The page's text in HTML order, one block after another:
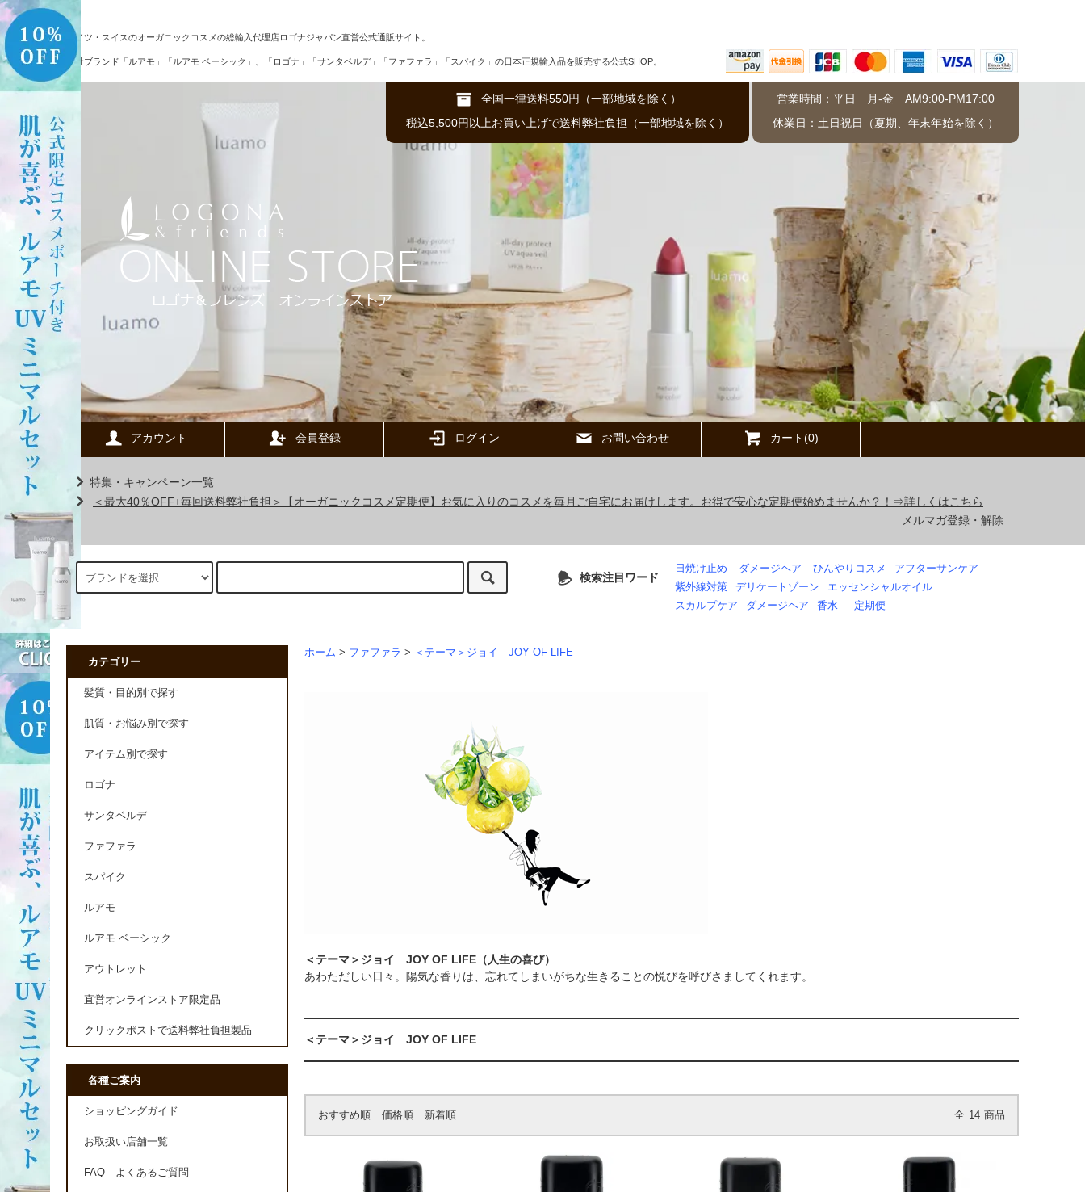
ドイツ・スイスのオーガニックコスメの総輸入代理店ロゴナジャパン直営公式通販サイト。
自社ブランド「ルアモ」「ルアモ ベーシック」、「ロゴナ」「サンタベルデ」「ファファラ」「スパイク」の日本正規輸入品を販売する公式SHOP。
全国一律送料550円（一部地域を除く）
税込5,500円以上お買い上げで送料弊社負担（一部地域を除く）
営業時間：平日 月-金 AM9:00-PM17:00
休業日：土日祝日（夏期、年末年始を除く）
アカウント 会員登録 ログイン お問い合わせ カート(0)
特集・キャンペーン一覧
＜最大40％OFF+毎回送料弊社負担＞【オーガニックコスメ定期便】お気に入りのコスメを毎月ご自宅にお届けします。お得で安心な定期便始めませんか？！⇒詳しくはこちら
メルマガ登録・解除
検索注目ワード
日焼け止め ダメージヘア ひんやりコスメ
アフターサンケア
紫外線対策
デリケートゾーン
エッセンシャルオイル
スカルプケア
ダメージヘア 香水 定期便
ホーム > ファファラ > ＜テーマ＞ジョイ JOY OF LIFE
＜テーマ＞ジョイ JOY OF LIFE（人生の喜び）
あわただしい日々。陽気な香りは、忘れてしまいがちな生きることの悦びを呼びさましてくれます。
＜テーマ＞ジョイ JOY OF LIFE
おすすめ順 価格順 新着順 全 14 商品
カテゴリー
髪質・目的別で探す
肌質・お悩み別で探す
アイテム別で探す
ロゴナ
サンタベルデ
ファファラ
スパイク
ルアモ
ルアモ ベーシック
アウトレット
直営オンラインストア限定品
クリックポストで送料弊社負担製品
各種ご案内
ショッピングガイド
お取扱い店舗一覧
FAQ よくあるご質問